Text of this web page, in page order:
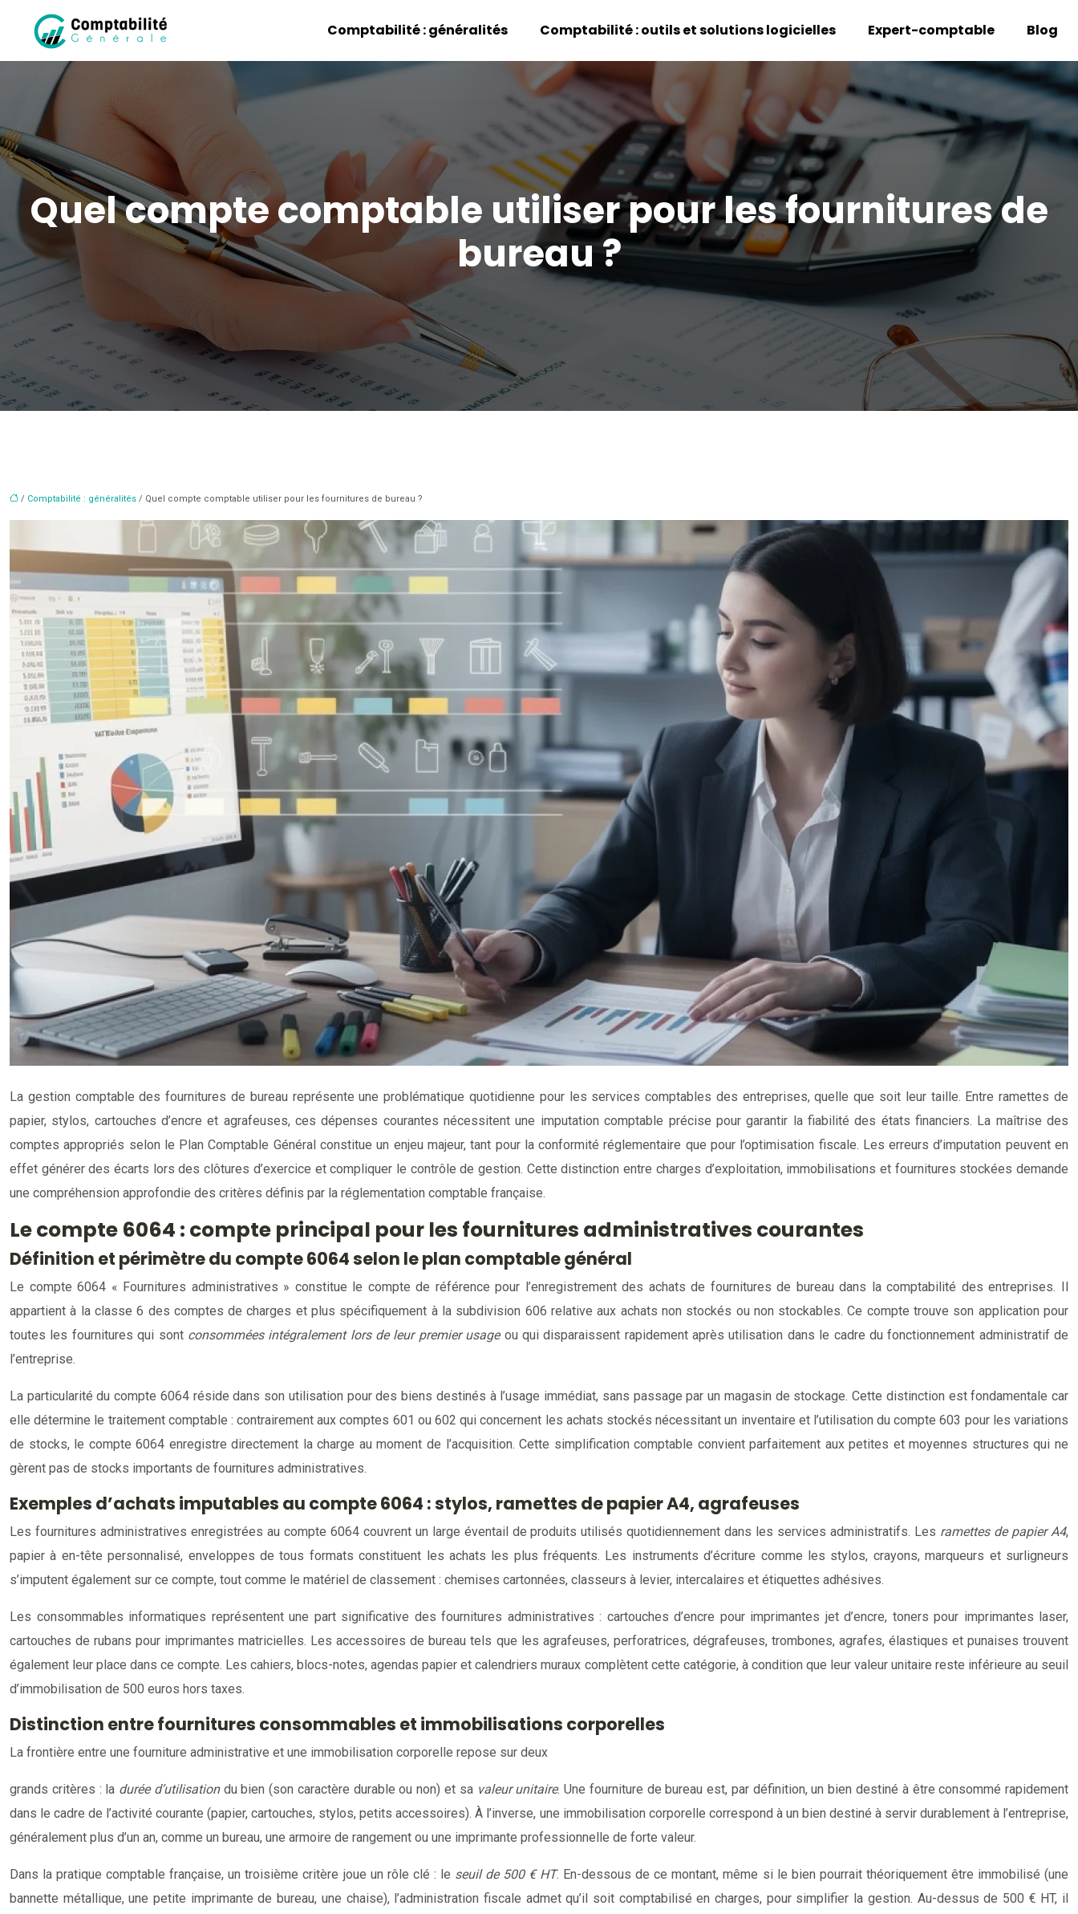
Comptabilité : généralités Comptabilité : outils et solutions logicielles Expert-comptable Blog
Quel compte comptable utiliser pour les fournitures de
bureau ?
/ Comptabilité : généralités / Quel compte comptable utiliser pour les fournitures de bureau ?
La gestion comptable des fournitures de bureau représente une problématique quotidienne pour les services comptables des entreprises, quelle que soit leur taille. Entre ramettes de
papier, stylos, cartouches d’encre et agrafeuses, ces dépenses courantes nécessitent une imputation comptable précise pour garantir la fiabilité des états financiers. La maîtrise des
comptes appropriés selon le Plan Comptable Général constitue un enjeu majeur, tant pour la conformité réglementaire que pour l’optimisation fiscale. Les erreurs d’imputation peuvent en
effet générer des écarts lors des clôtures d’exercice et compliquer le contrôle de gestion. Cette distinction entre charges d’exploitation, immobilisations et fournitures stockées demande
une compréhension approfondie des critères définis par la réglementation comptable française.
Le compte 6064 : compte principal pour les fournitures administratives courantes
Définition et périmètre du compte 6064 selon le plan comptable général
Le compte 6064 « Fournitures administratives » constitue le compte de référence pour l’enregistrement des achats de fournitures de bureau dans la comptabilité des entreprises. Il
appartient à la classe 6 des comptes de charges et plus spécifiquement à la subdivision 606 relative aux achats non stockés ou non stockables. Ce compte trouve son application pour
toutes les fournitures qui sont consommées intégralement lors de leur premier usageou qui disparaissent rapidement après utilisation dans le cadre du fonctionnement administratif de
l’entreprise.
La particularité du compte 6064 réside dans son utilisation pour des biens destinés à l’usage immédiat, sans passage par un magasin de stockage. Cette distinction est fondamentale car
elle détermine le traitement comptable : contrairement aux comptes 601 ou 602 qui concernent les achats stockés nécessitant un inventaire et l’utilisation du compte 603 pour les variations
de stocks, le compte 6064 enregistre directement la charge au moment de l’acquisition. Cette simplification comptable convient parfaitement aux petites et moyennes structures qui ne
gèrent pas de stocks importants de fournitures administratives.
Exemples d’achats imputables au compte 6064 : stylos, ramettes de papier A4, agrafeuses
Les fournitures administratives enregistrées au compte 6064 couvrent un large éventail de produits utilisés quotidiennement dans les services administratifs. Les ramettes de papier A4,
papier à en-tête personnalisé, enveloppes de tous formats constituent les achats les plus fréquents. Les instruments d’écriture comme les stylos, crayons, marqueurs et surligneurs
s’imputent également sur ce compte, tout comme le matériel de classement : chemises cartonnées, classeurs à levier, intercalaires et étiquettes adhésives.
Les consommables informatiques représentent une part significative des fournitures administratives : cartouches d’encre pour imprimantes jet d’encre, toners pour imprimantes laser,
cartouches de rubans pour imprimantes matricielles. Les accessoires de bureau tels que les agrafeuses, perforatrices, dégrafeuses, trombones, agrafes, élastiques et punaises trouvent
également leur place dans ce compte. Les cahiers, blocs-notes, agendas papier et calendriers muraux complètent cette catégorie, à condition que leur valeur unitaire reste inférieure au seuil
d’immobilisation de 500 euros hors taxes.
Distinction entre fournitures consommables et immobilisations corporelles
La frontière entre une fourniture administrative et une immobilisation corporelle repose sur deux
grands critères : la durée d’utilisationdu bien (son caractère durable ou non) et sa valeur unitaire. Une fourniture de bureau est, par définition, un bien destiné à être consommé rapidement
dans le cadre de l’activité courante (papier, cartouches, stylos, petits accessoires). À l’inverse, une immobilisation corporelle correspond à un bien destiné à servir durablement à l’entreprise,
généralement plus d’un an, comme un bureau, une armoire de rangement ou une imprimante professionnelle de forte valeur.
Dans la pratique comptable française, un troisième critère joue un rôle clé : le seuil de 500 € HT. En-dessous de ce montant, même si le bien pourrait théoriquement être immobilisé (une
bannette métallique, une petite imprimante de bureau, une chaise), l’administration fiscale admet qu’il soit comptabilisé en charges, pour simplifier la gestion. Au-dessus de 500 € HT, il